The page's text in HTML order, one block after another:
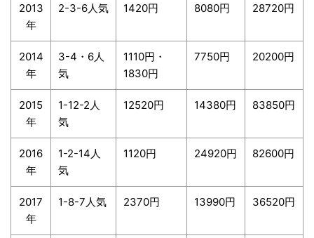
2013
年
2-3-6人気 1420円 8080円 28720円
2014
年
3-4・6人
気
1110円・
1830円
7750円 20200円
2015
年
1-12-2人
気
12520円 14380円 83850円
2016
年
1-2-14人
気
1120円 24920円 82600円
2017
年
1-8-7人気 2370円 13990円 36520円